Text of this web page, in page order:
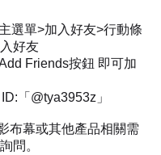
選單>加入好友>行動條
好友
Friends按鈕 即可加
「@tya3953z」
布幕或其他產品相關需
問。